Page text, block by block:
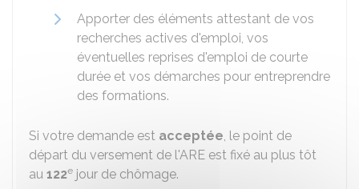
Apporter des éléments attestant de vos
recherches actives d'emploi, vos
éventuelles reprises d'emploi de courte
durée et vos démarches pour entreprendre
des formations.
Si votre demande est acceptée, le point de
départ du versement de l'ARE est fixé au plus tôt
au 122e jour de chômage.